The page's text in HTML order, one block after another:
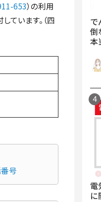
653）の利用
ています。（四
号
で
倒
本
電